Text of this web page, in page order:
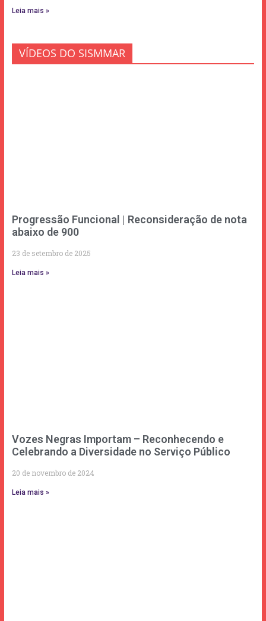
Leia mais »
VÍDEOS DO SISMMAR
Progressão Funcional | Reconsideração de nota
abaixo de 900
23 de setembro de 2025
Leia mais »
Vozes Negras Importam – Reconhecendo e
Celebrando a Diversidade no Serviço Público
20 de novembro de 2024
Leia mais »